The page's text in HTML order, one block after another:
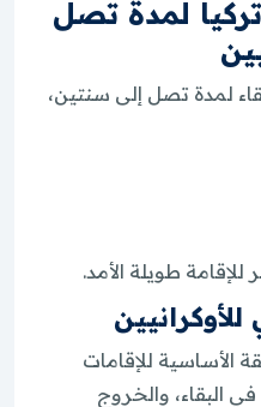
لمدة تصل
لمدة تصل إلى سنتين،
للإقامة طويلة الأمد.
الأساسية للإقامات
البقاء، والخروج